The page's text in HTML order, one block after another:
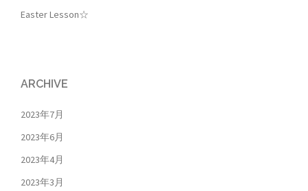
Easter Lesson☆
ARCHIVE
2023年7月
2023年6月
2023年4月
2023年3月